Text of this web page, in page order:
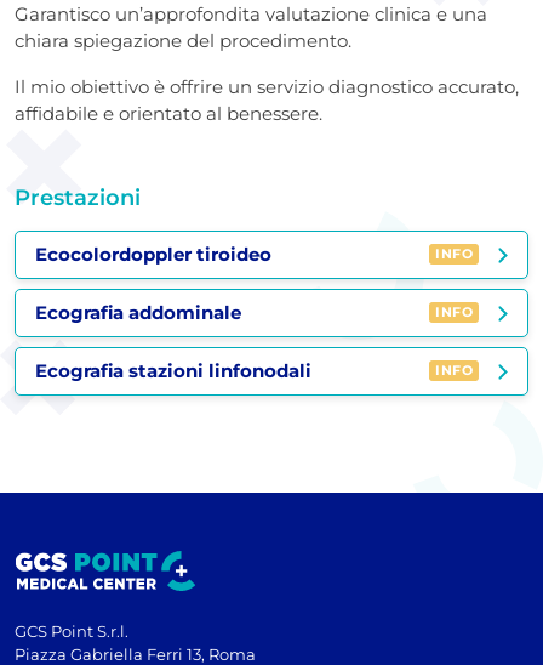
Garantisco un’approfondita valutazione clinica e una
chiara spiegazione del procedimento.
Il mio obiettivo è offrire un servizio diagnostico accurato,
affidabile e orientato al benessere.
Prestazioni
Ecocolordoppler tiroideo INFO
Ecografia addominale INFO
Ecografia stazioni linfonodali INFO
GCS Point S.r.l.
Piazza Gabriella Ferri 13, Roma